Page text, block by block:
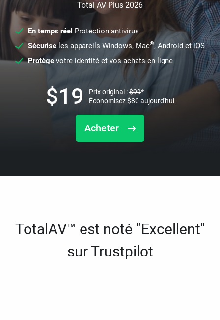
Total AV Plus 2026
En temps réel Protection antivirus
Sécuriseles appareils Windows, Mac®, Android et iOS
Protège votre identité et vos achats en ligne
Acheter
$19 Prix original :$99*
Économisez$80 aujourd'hui
TotalAV™ est noté "Excellent"
sur Trustpilot